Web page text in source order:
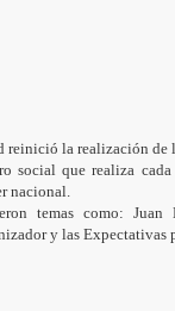
la realización de
social que realiza
nacional.
temas como: Juan
y las Expectativas